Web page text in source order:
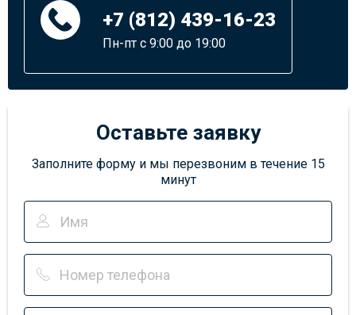
+7 (812) 439-16-23
Пн-пт с 9:00 до 19:00
Оставьте заявку
Заполните форму и мы перезвоним в течение 15
минут